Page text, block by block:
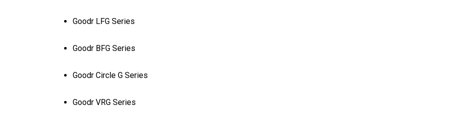
Goodr LFG Series
Goodr BFG Series
Goodr Circle G Series
Goodr VRG Series